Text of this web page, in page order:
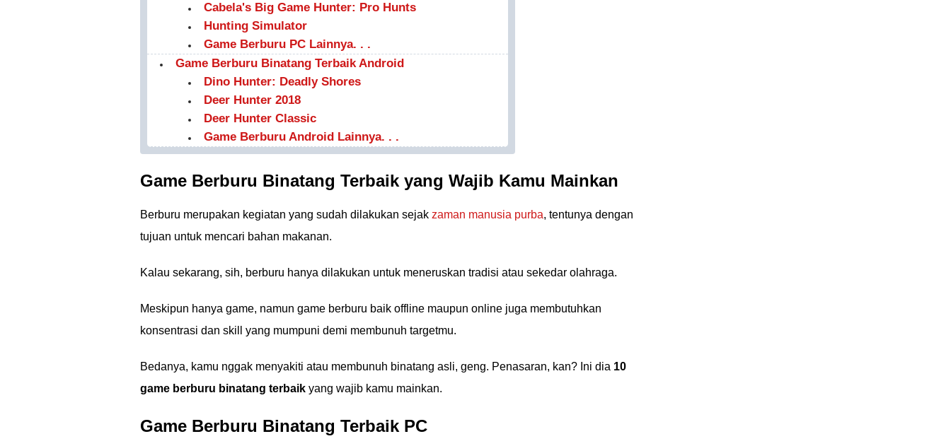
Cabela's Big Game Hunter: Pro Hunts
Hunting Simulator
Game Berburu PC Lainnya. . .
Game Berburu Binatang Terbaik Android
Dino Hunter: Deadly Shores
Deer Hunter 2018
Deer Hunter Classic
Game Berburu Android Lainnya. . .
Game Berburu Binatang Terbaik yang Wajib Kamu Mainkan
Berburu merupakan kegiatan yang sudah dilakukan sejak zaman manusia purba, tentunya dengan
tujuan untuk mencari bahan makanan.
Kalau sekarang, sih, berburu hanya dilakukan untuk meneruskan tradisi atau sekedar olahraga.
Meskipun hanya game, namun game berburu baik offline maupun online juga membutuhkan
konsentrasi dan skill yang mumpuni demi membunuh targetmu.
Bedanya, kamu nggak menyakiti atau membunuh binatang asli, geng. Penasaran, kan? Ini dia 10
game berburu binatang terbaik yang wajib kamu mainkan.
Game Berburu Binatang Terbaik PC